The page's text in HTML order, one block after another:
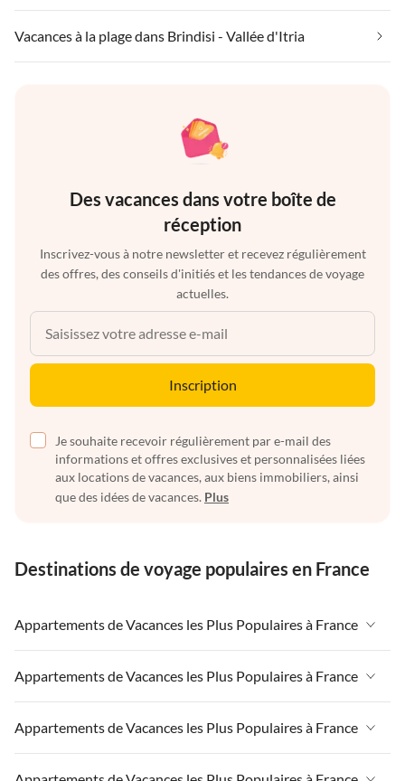
Vacances à la plage dans Brindisi - Vallée d'Itria
Des vacances dans votre boîte de
réception
Inscrivez-vous à notre newsletter et recevez régulièrement
des offres, des conseils d'initiés et les tendances de voyage
actuelles.
Inscription
Je souhaite recevoir régulièrement par e-mail des
informations et offres exclusives et personnalisées liées
aux locations de vacances, aux biens immobiliers, ainsi
que des idées de vacances. Plus
Destinations de voyage populaires en France
Appartements de Vacances les Plus Populaires à France
Appartements de Vacances à France
Appartements de Vacances à Paris-Ile de France
Appartements de Vacances à Paris
Appartements de Vacances les Plus Populaires à France
Appartements de Vacances à France
Appartements de Vacances à Paris-Ile de France
Appartements de Vacances les Plus Populaires à France
Appartements de Vacances à France